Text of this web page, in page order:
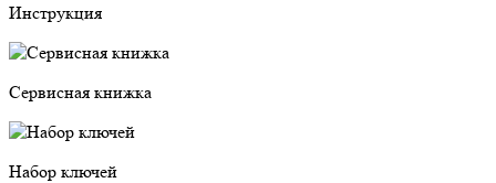
Инструкция
Сервисная книжка
Набор ключей